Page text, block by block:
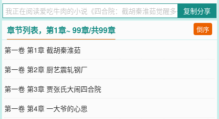
第一个女人，被宠成全院最幸福的女人，接连生下龙凤胎，触发系统
万倍暴击，粮食、布料、票证源源不断。不止秦淮茹！温柔知性的冉
秋叶老师，被他的才华和担当打动；明艳大方的于海棠，放弃许大茂
倒追他；家底丰厚的娄晓娥，更是带着全部身家投奔他。一个个性格
各异的美人，都被魅力折服，心甘情愿陪他共度一生。全院禽兽傻眼
了！易中海养老算盘落空，贾张氏撒泼被怼到自闭，许大茂使坏反被
坑得倾家荡产。靠着多子多福系统，娶妻生子就变强，从临时工一路
升到厂长，住洋房、开汽车，儿女绕膝、娇妻在怀，把这个禽兽遍地
的四合院，彻底变成了属于他的幸福大院！
您要是觉得《 四合院：截胡秦淮茹觉醒多子多福
忘记向您QQ群和微博微信里的朋友推荐哦！
复制分享
章节列表，第1章~ 99章/共99章 倒序
第一卷 第1章 截胡秦淮茹
第一卷 第2章 厨艺震轧钢厂
第一卷 第3章 贾张氏大闹四合院
第一卷 第4章 一大爷的心思